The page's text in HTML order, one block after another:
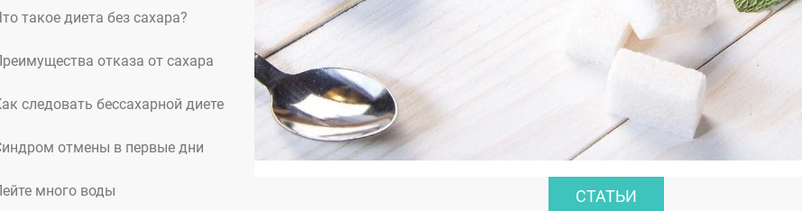
такое диета без сахара?
отказа от сахара
следовать бессахарной диете
отмены в первые дни
много воды
Гуа Ша для кожи головы СТАТЬИ